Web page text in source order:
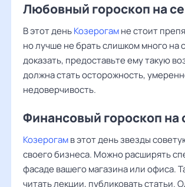
Любовный гороскоп на
В этот деньКозерогамне стоит
но лучше не брать слишком много на
доказать, предоставьте ему такую
должна стать осторожность,
недоверчивость.
Финансовый гороскоп на
Козерогамв этот день звезды
своего бизнеса. Можно расширять
фасаде вашего магазина или офиса.
читать лекции, публиковать статьи.